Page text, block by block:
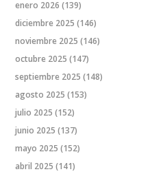
enero 2026 (139)
diciembre 2025 (146)
noviembre 2025 (146)
octubre 2025 (147)
septiembre 2025 (148)
agosto 2025 (153)
julio 2025 (152)
junio 2025 (137)
mayo 2025 (152)
abril 2025 (141)